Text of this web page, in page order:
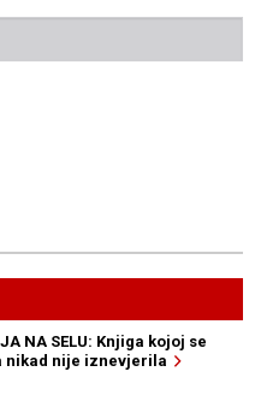
NA SELU: Knjiga kojoj se
nikad nije iznevjerila